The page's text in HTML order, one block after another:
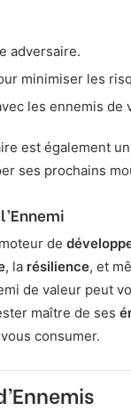
adversaire.
minimiser les
les ennemis de
est également
ses prochains
de
, la résilience, et
de valeur peut
maître de ses
consumer.